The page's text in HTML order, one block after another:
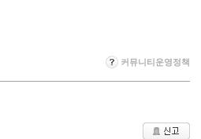
커뮤니티운영정책